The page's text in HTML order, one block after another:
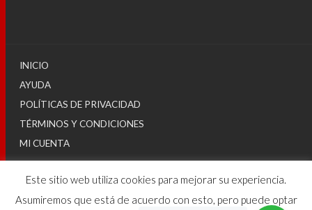
INICIO
AYUDA
POLÍTICAS DE PRIVACIDAD
TÉRMINOS Y CONDICIONES
MI CUENTA
© 2025
Este sitio web utiliza cookies para mejorar su experiencia.
Asumiremos que está de acuerdo con esto, pero puede optar